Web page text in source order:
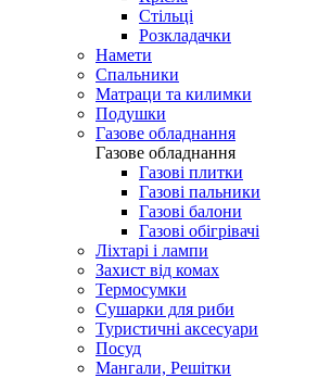
Стільці
Розкладачки
Намети
Спальники
Матраци та килимки
Подушки
Газове обладнання
Газове обладнання
Газові плитки
Газові пальники
Газові балони
Газові обігрівачі
Ліхтарі і лампи
Захист від комах
Термосумки
Сушарки для риби
Туристичні аксесуари
Посуд
Мангали, Решітки